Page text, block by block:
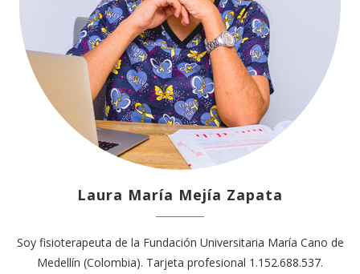
Laura María Mejía Zapata
Soy fisioterapeuta de la Fundación Universitaria María Cano de
Medellín (Colombia). Tarjeta profesional 1.152.688.537.